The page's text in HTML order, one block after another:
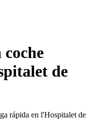
de
rápida en l'Hospitalet de